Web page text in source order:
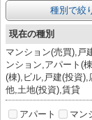
種別で絞
現在の種別
マンション(売買),戸
ンション,アパート(
(棟),ビル,戸建(投資),
他,土地(投資),賃貸
アパート
マン